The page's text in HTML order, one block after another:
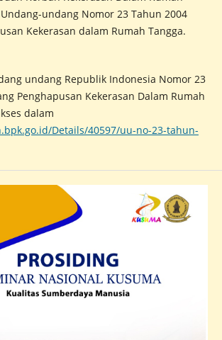
undang Nomor 23 Tahun 2004
Kekerasan dalam Rumah Tangga.
undang Republik Indonesia Nomor 23
Penghapusan Kekerasan Dalam Rumah
dalam
Details/40597/uu-no-23-tahun-